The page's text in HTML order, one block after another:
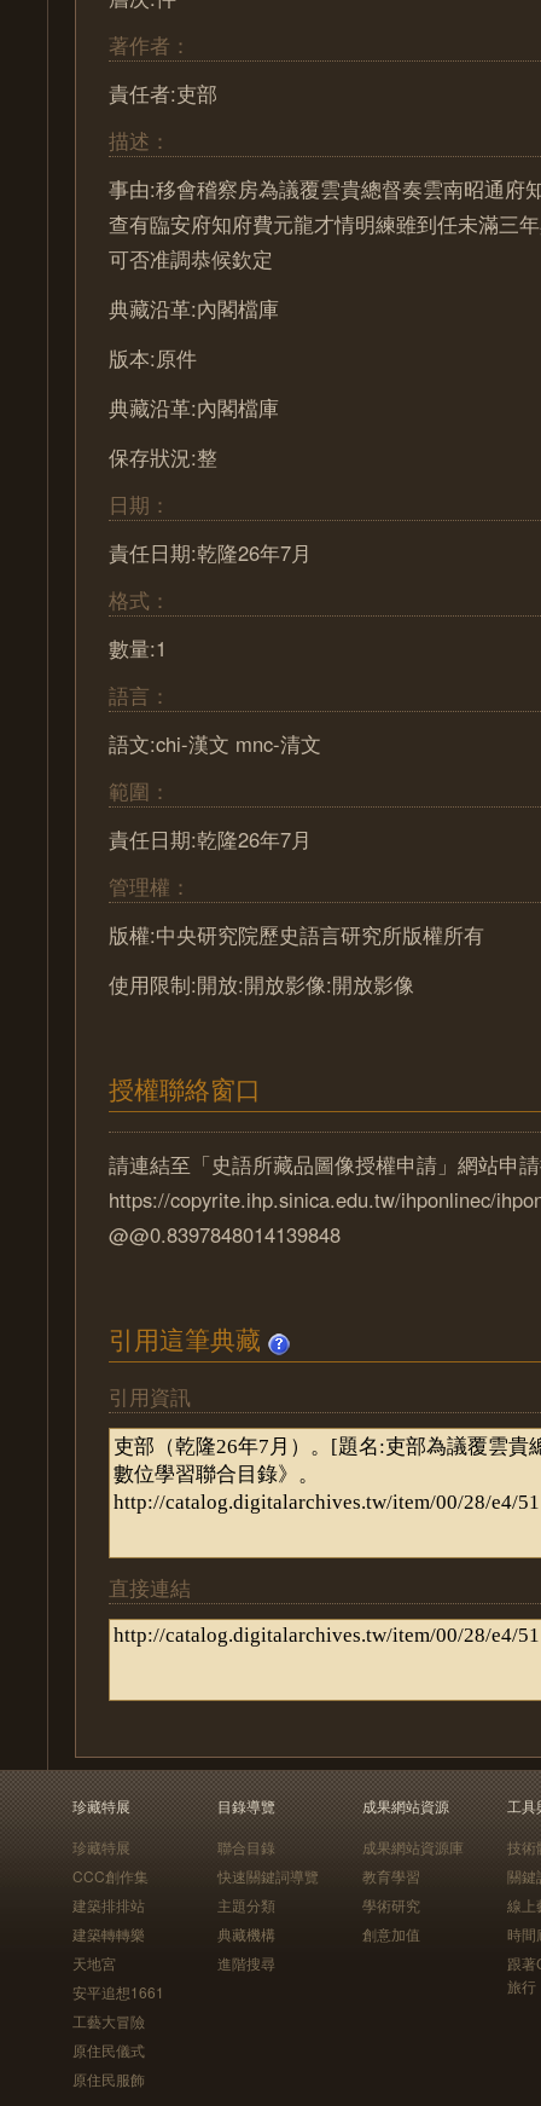
著作者：
責任者:吏部
描述：
事由:移會稽察房為議覆雲貴總督奏雲南昭通府
查有臨安府知府費元龍才情明練雖到任未滿三
可否准調恭候欽定
典藏沿革:內閣檔庫
版本:原件
典藏沿革:內閣檔庫
保存狀況:整
日期：
責任日期:乾隆26年7月
格式：
數量:1
語言：
語文:chi-漢文 mnc-清文
範圍：
責任日期:乾隆26年7月
管理權：
版權:中央研究院歷史語言研究所版權所有
使用限制:開放:開放影像:開放影像
授權聯絡窗口
請連結至「史語所藏品圖像授權申請」網站申
https://copyrite.ihp.sinica.edu.tw/ihponlinec/
@@0.8397848014139848
引用這筆典藏
引用資訊
直接連結
珍藏特展
珍藏特展
CCC創作集
建築排排站
建築轉轉樂
天地宮
安平追想1661
工藝大冒險
原住民儀式
原住民服飾
目錄導覽
聯合目錄
快速關鍵詞導覽
主題分類
典藏機構
進階搜尋
成果網站資源
成果網站資源庫
教育學習
學術研究
創意加值
工具
技術
關鍵
線上
時間
跟
旅行